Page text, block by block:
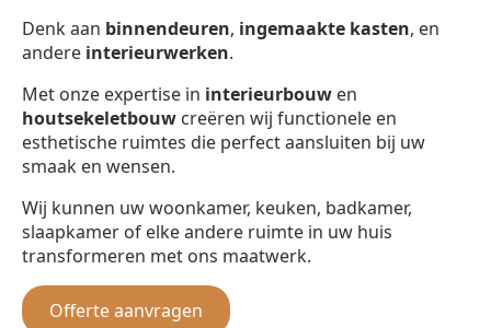
Denk aan binnendeuren, ingemaakte kasten, en
andere interieurwerken.
Met onze expertise in interieurbouw en
houtsekeletbouw creëren wij functionele en
esthetische ruimtes die perfect aansluiten bij uw
smaak en wensen.
Wij kunnen uw woonkamer, keuken, badkamer,
slaapkamer of elke andere ruimte in uw huis
transformeren met ons maatwerk.
Offerte aanvragen